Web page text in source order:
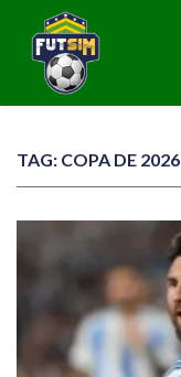
TAG: COPA DE 2026